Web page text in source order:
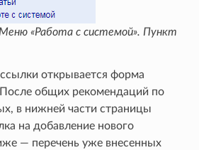
«Работа с системой». Пункт
открывается форма
общих рекомендаций по
в нижней части страницы
на добавление нового
— перечень уже внесенных